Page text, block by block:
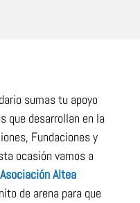
sumas tu apoyo
que desarrollan en la
Fundaciones y
ocasión vamos a
Asociación Altea
de arena para que